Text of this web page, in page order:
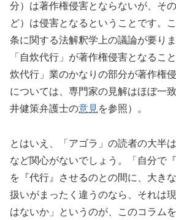
分）は著作権侵害とならないが、そ
ど）は侵害となるということです。
条に関する法解釈学上の議論が要り
「自炊代行」が著作権侵害となるこ
炊代行」業のかなりの部分が著作権
については、専門家の見解はほぼ一
井健策弁護士の意見を参照）。
とはいえ、「アゴラ」の読者の大半
など関心がないでしょう。「自分で
を『代行』させるのとの間に、大き
扱いがまったく違うのなら、それは
はないか」というのが、このコラム